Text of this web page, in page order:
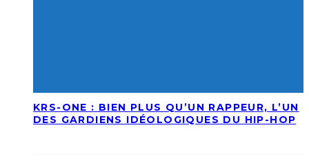
KRS-ONE : BIEN PLUS QU’UN RAPPEUR, L’UN
DES GARDIENS IDÉOLOGIQUES DU HIP-HOP